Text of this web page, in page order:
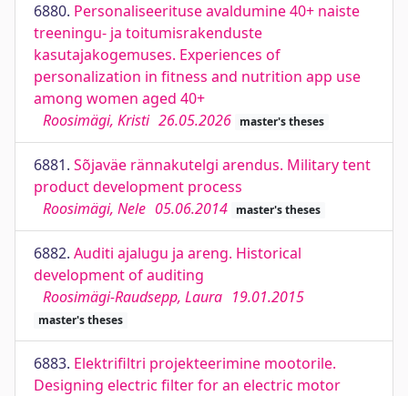
6880. Personaliseerituse avaldumine 40+ naiste
treeningu- ja toitumisrakenduste
kasutajakogemuses. Experiences of
personalization in fitness and nutrition app use
among women aged 40+
Roosimägi, Kristi 26.05.2026 master's theses
6881. Sõjaväe rännakutelgi arendus. Military tent
product development process
Roosimägi, Nele 05.06.2014 master's theses
6882. Auditi ajalugu ja areng. Historical
development of auditing
Roosimägi-Raudsepp, Laura 19.01.2015
master's theses
6883. Elektrifiltri projekteerimine mootorile.
Designing electric filter for an electric motor